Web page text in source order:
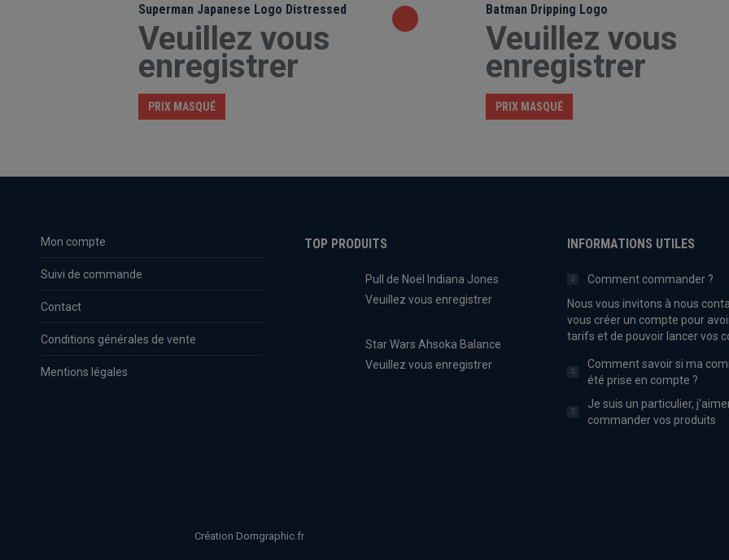
Superman Japanese Logo Distressed
Veuillez vous
enregistrer
PRIX MASQUÉ
Batman Dripping Logo
Veuillez vous
enregistrer
PRIX MASQUÉ
Mon compte
Suivi de commande
Contact
Conditions générales de vente
Mentions légales
TOP PRODUITS
Pull de Noël Indiana Jones
Veuillez vous enregistrer
Star Wars Ahsoka Balance
Veuillez vous enregistrer
INFORMATIONS UTILES
Comment commander ?
Nous vous invitons à nous
vous créer un compte pour
tarifs et de pouvoir lancer vos
Comment savoir si ma
été prise en compte ?
Je suis un particulier,
commander vos produits
Création Domgraphic.fr